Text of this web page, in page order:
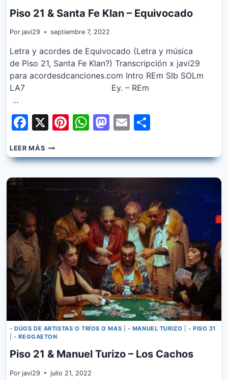
Piso 21 & Santa Fe Klan – Equivocado
Por javi29 septiembre 7, 2022
Letra y acordes de Equivocado (Letra y música
de Piso 21, Santa Fe Klan?) Transcripción x javi29
para acordesdcanciones.com Intro REm SIb SOLm
LA7 Ey. – REm
…
Facebook
X Pinterest
WhatsApp
Mastodon
Email
LEER MÁSPISO
21
&
EQUIVOCADO
- DÚOS DE ARTISTAS O TRÍOS O MAS - MANUEL TURIZO
- PISO 21
|- REGGAETON
Piso 21 & Manuel Turizo – Los Cachos
Por javi29 julio 21, 2022